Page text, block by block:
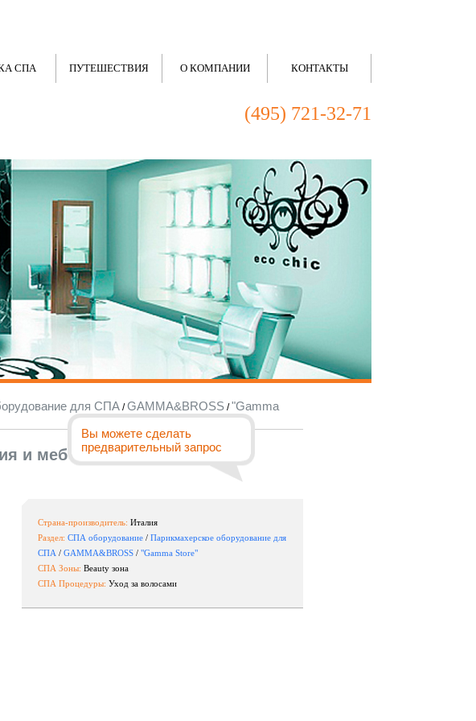
СПА ПУТЕШЕСТВИЯ О КОМПАНИИ КОНТАКТЫ
(495) 721-32-71
для СПА /GAMMA&BROSS /"Gamma
Вы можете сделать
предварительный запрос
и мебели
Страна-производитель: Италия
Раздел: СПА оборудование / Парикмахерское оборудование для
СПА / GAMMA&BROSS / "Gamma Store"
СПА Зоны: Beauty зона
СПА Процедуры: Уход за волосами